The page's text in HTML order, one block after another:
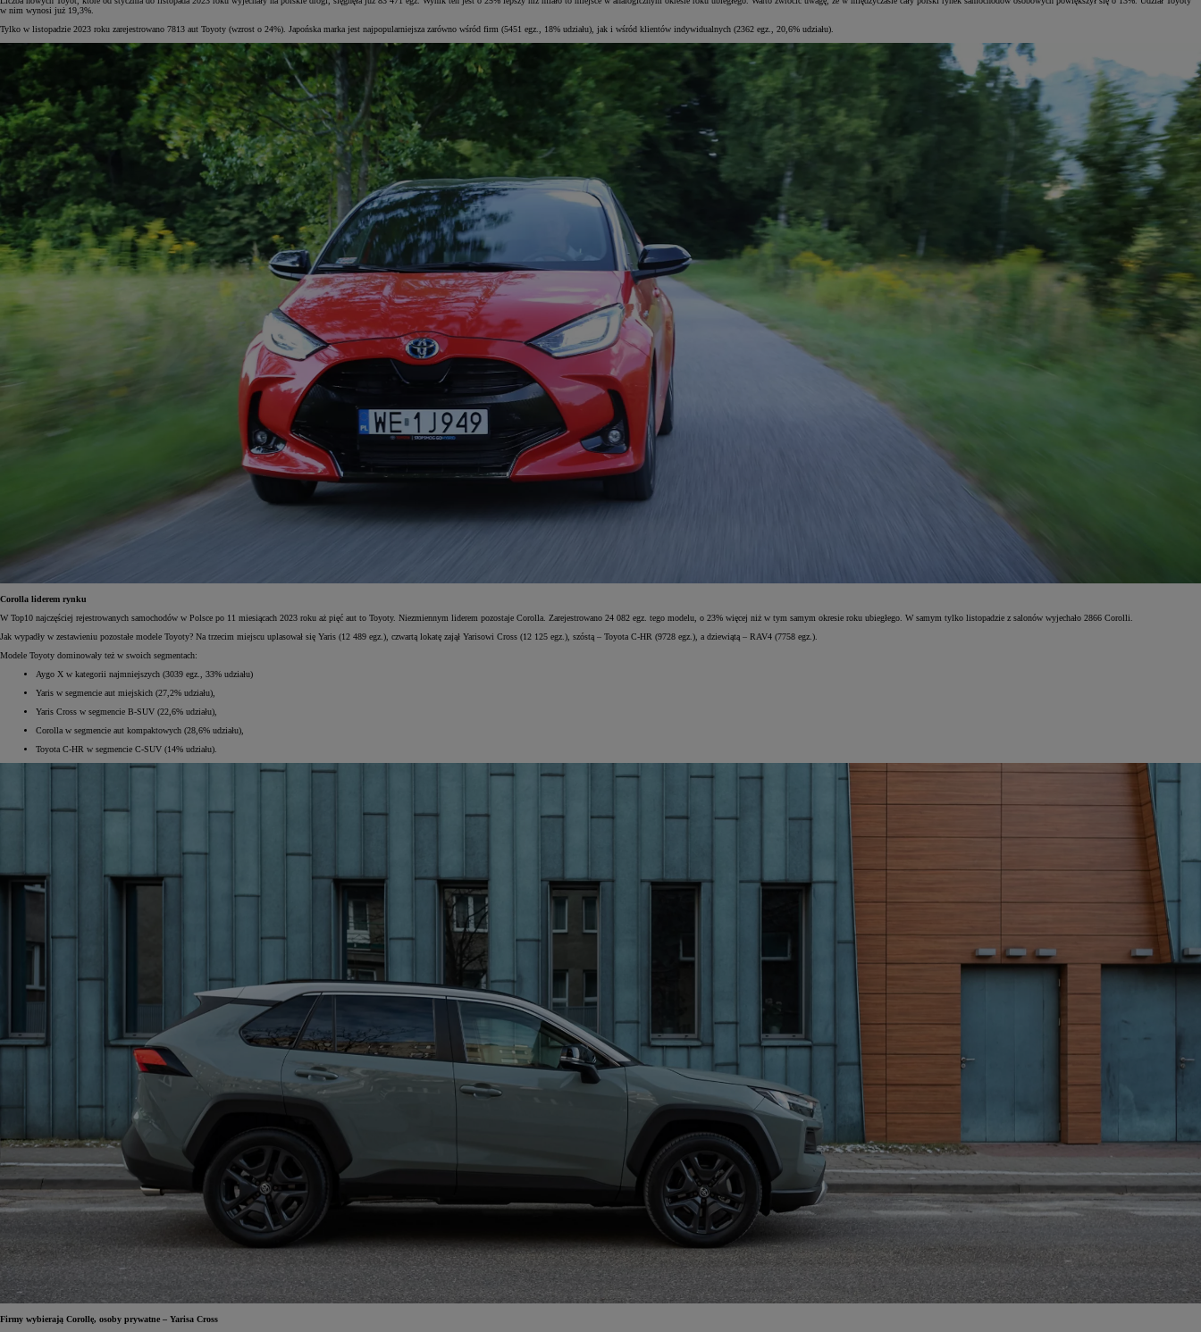
Od81 900 zł
Yaris Cross
HYBRID
w nim wynosi już 19,3%.
Tylko w listopadzie 2023 roku zarejestrowano 7813 aut Toyoty (wzrost o 24%). Japońska marka jest najpopularniejsza zarówno wśród firm (5451 egz., 18% udziału), jak i wśród klientów indywidualnych (2362 egz., 20,6% udziału).
Corolla liderem rynku
W Top10 najczęściej rejestrowanych samochodów w Polsce po 11 miesiącach 2023 roku aż pięć aut to Toyoty. Niezmiennym liderem pozostaje Corolla. Zarejestrowano 24 082 egz. tego modelu, o 23% więcej niż w tym samym okresie roku ubiegłego. W samym tylko listopadzie z salonów wyjechało 2866 Corolli.
Jak wypadły w zestawieniu pozostałe modele Toyoty? Na trzecim miejscu uplasował się Yaris (12 489 egz.), czwartą lokatę zajął Yarisowi Cross (12 125 egz.), szóstą – Toyota C-HR (9728 egz.), a dziewiątą – RAV4 (7758 egz.).
Modele Toyoty dominowały też w swoich segmentach:
Aygo X w kategorii najmniejszych (3039 egz., 33% udziału)
Yaris w segmencie aut miejskich (27,2% udziału),
Yaris Cross w segmencie B-SUV (22,6% udziału),
Corolla w segmencie aut kompaktowych (28,6% udziału),
Toyota C-HR w segmencie C-SUV (14% udziału).
Firmy wybierają Corollę, osoby prywatne – Yarisa Cross